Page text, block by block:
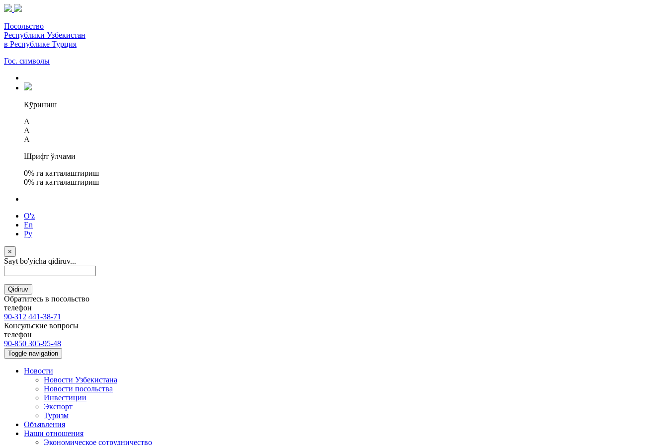
Посольство
Республики Узбекистан
в Республике Турция
Гос. символы
Кўриниш
A
A
A
Шрифт ўлчами
0% га катталаштириш
0% га катталаштириш
O'z
En
Ру
×
Sayt bo'yicha qidiruv...
Qidiruv
Обратитесь в посольство
телефон
90-312 441-38-71
Консульские вопросы
телефон
90-850 305-95-48
Toggle navigation
Новости
Новости Узбекистана
Новости посольства
Инвестиции
Экспорт
Туризм
Объявления
Наши отношения
Экономическое сотрудничество